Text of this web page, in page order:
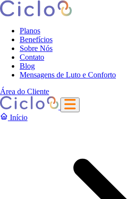
Planos
Benefícios
Sobre Nós
Contato
Blog
Mensagens de Luto e Conforto
Área do Cliente
Início